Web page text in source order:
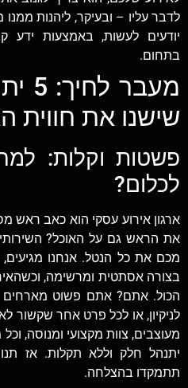
לדבר עליו – ובעיקר, ליהנות
יודעים לעשות, באמצעות ידע
בתחום.
שישנו את חווית
פשטות וקלות:
לכלום?
ארגון אירוע עסקי הוא כאב ראש
את הראש גם על האוכל?
מכם את כל הנטל. אנחנו
בצורה אסתטית ומרשימה,
הכול. אתם? אתם פשוט מארחים
לניקיון, או לכל פרט אחר שקשור
מעוצבים, צוות מקצועי ומנוסה,
יתנהל חלק וללא תקלות. אז
תתמקדו בהצלחה.